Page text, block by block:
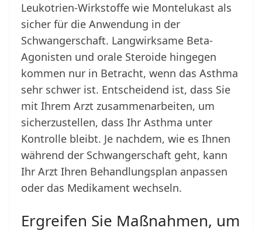
Leukotrien-Wirkstoffe wie Montelukast als
sicher für die Anwendung in der
Schwangerschaft. Langwirksame Beta-
Agonisten und orale Steroide hingegen
kommen nur in Betracht, wenn das Asthma
sehr schwer ist. Entscheidend ist, dass Sie
mit Ihrem Arzt zusammenarbeiten, um
sicherzustellen, dass Ihr Asthma unter
Kontrolle bleibt. Je nachdem, wie es Ihnen
während der Schwangerschaft geht, kann
Ihr Arzt Ihren Behandlungsplan anpassen
oder das Medikament wechseln.
Ergreifen Sie Maßnahmen, um